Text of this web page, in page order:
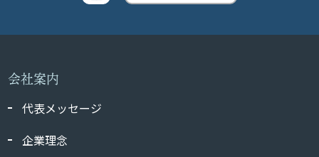
会社案内
代表メッセージ
企業理念